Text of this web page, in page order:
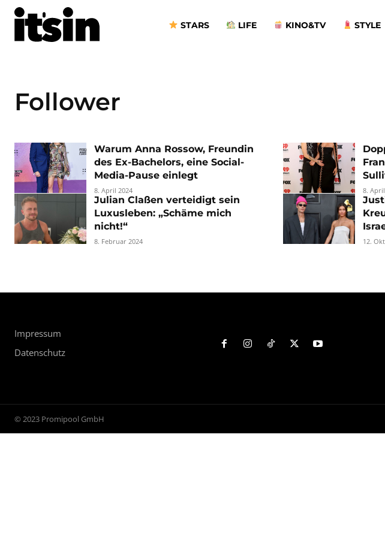
STARS LIFE KINO&TV STYLE
Follower
Warum Anna Rossow, Freundin
des Ex-Bachelors, eine Social-
Media-Pause einlegt
8. April 2024 8.
Julian Claßen verteidigt sein
Luxusleben: „Schäme mich
nicht!“
8. Februar 2024 12.
Impressum
Datenschutz
© 2023 Promipool GmbH